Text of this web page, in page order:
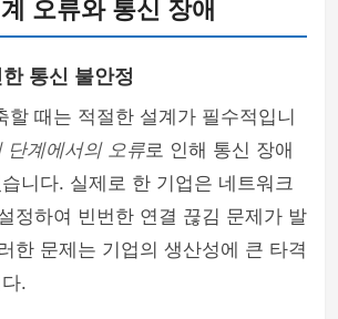
오류와 통신 장애
통신 불안정
할 때는 적절한 설계가 필수적입니
단계에서의 오류로 인해 통신 장애
니다. 실제로 한 기업은 네트워크
정하여 빈번한 연결 끊김 문제가 발
한 문제는 기업의 생산성에 큰 타격
.